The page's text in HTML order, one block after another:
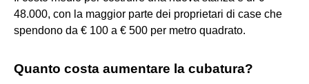
48.000, con la maggior parte dei proprietari di case che
spendono da € 100 a € 500 per metro quadrato.
Quanto costa aumentare la cubatura?